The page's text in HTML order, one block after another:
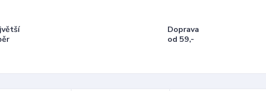
Doprava
od 59,-